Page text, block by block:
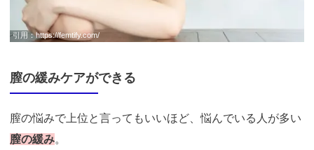
引用：https://femtify.com/
膣の緩みケアができる
膣の悩みで上位と言ってもいいほど、悩んでいる人が多い
膣の緩み。